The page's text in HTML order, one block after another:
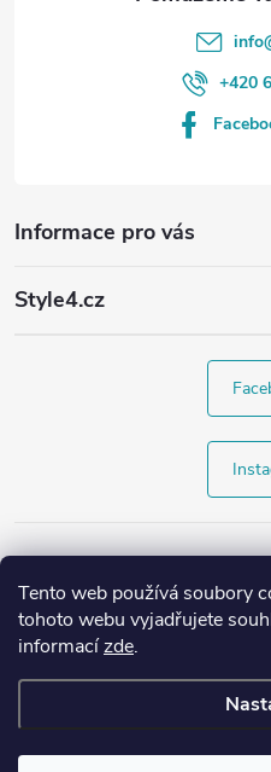
Tento web používá soubory
tohoto webu vyjadřujete
informacízde.
Informace pro vás
Style4.cz
info
+420
Copyright 2026Style4.cz